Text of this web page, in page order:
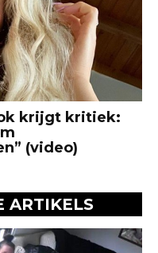
krijgt kritiek:
(video)
ARTIKELS